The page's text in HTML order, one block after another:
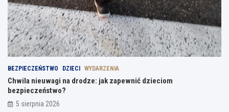
BEZPIECZEŃSTWO DZIECI WYDARZENIA
Chwila nieuwagi na drodze: jak zapewnić dzieciom
bezpieczeństwo?
5 sierpnia 2026